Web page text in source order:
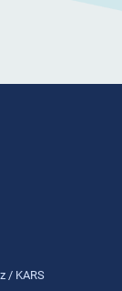
/ KARS